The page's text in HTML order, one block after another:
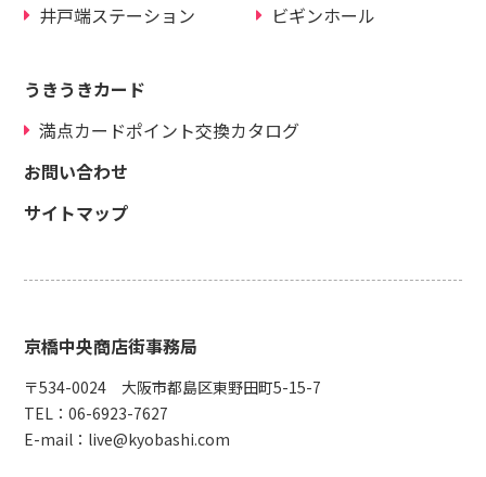
井戸端ステーション
ビギンホール
うきうきカード
満点カードポイント交換カタログ
お問い合わせ
サイトマップ
京橋中央商店街事務局
〒534-0024 大阪市都島区東野田町5-15-7
TEL：06-6923-7627
E-mail： live@kyobashi.com